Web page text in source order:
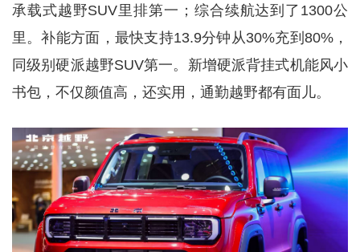
承载式越野SUV里排第一；综合续航达到了1300公
里。补能方面，最快支持13.9分钟从30%充到80%，
同级别硬派越野SUV第一。新增硬派背挂式机能风小
书包，不仅颜值高，还实用，通勤越野都有面儿。